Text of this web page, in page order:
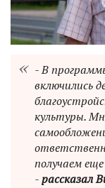
- В
включились
культуры.
получаем
-рассказал